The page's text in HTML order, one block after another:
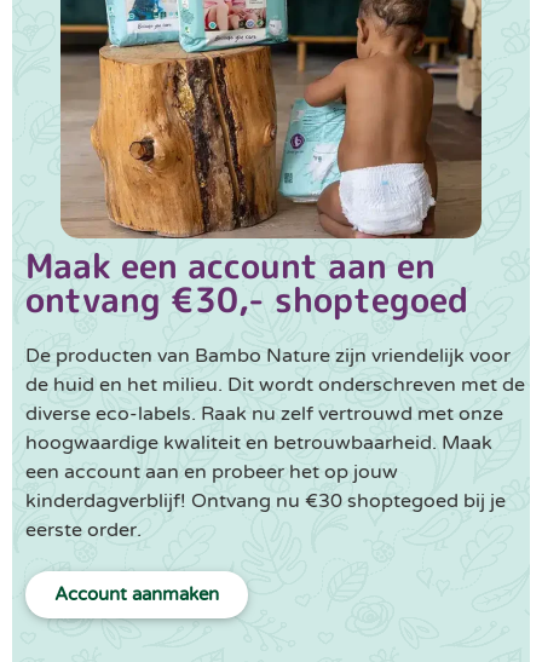
Maak een account aan en
ontvang €30,- shoptegoed
De producten van Bambo Nature zijn vriendelijk voor
de huid en het milieu. Dit wordt onderschreven met de
diverse eco-labels. Raak nu zelf vertrouwd met onze
hoogwaardige kwaliteit en betrouwbaarheid. Maak
een account aan en probeer het op jouw
kinderdagverblijf! Ontvang nu €30 shoptegoed bij je
eerste order.
Account aanmaken